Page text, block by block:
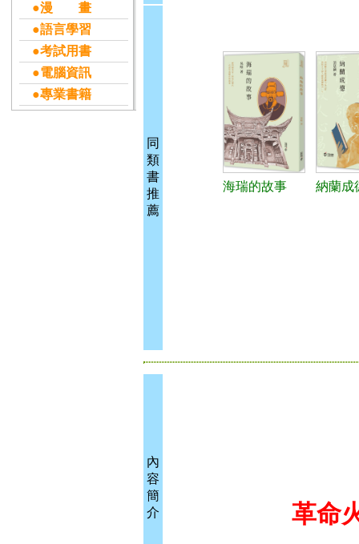
●漫 畫
●語言學習
●考試用書
●電腦資訊
●專業書籍
同
類
書
推
薦
海瑞的故事 納蘭成
內
容
簡
介
革命